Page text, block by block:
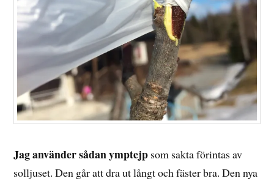
Jag använder sådan ymptejp som sakta förintas av
solljuset. Den går att dra ut långt och fäster bra. Den nya